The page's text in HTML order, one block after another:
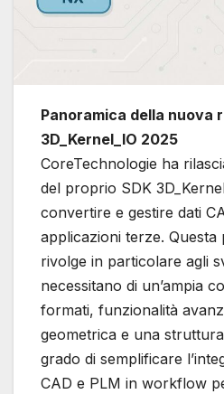
Panoramica della nuova
3D_Kernel_IO 2025
CoreTechnologie ha
del proprio SDK
convertire e gestire dati
applicazioni terze. Questa
rivolge in particolare agli
necessitano di un’ampia
formati, funzionalità
geometrica e una
grado di semplificare
CAD e PLM in workflow